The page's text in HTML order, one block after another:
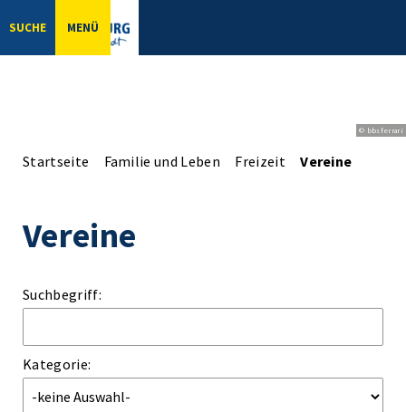
SUCHE MENÜ
© bbsferrari
Startseite Familie und Leben Freizeit Vereine
Vereine
Suchbegriff:
Kategorie: